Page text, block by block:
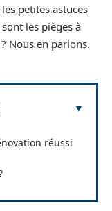
petites astuces
les pièges à
Nous en parlons.
réussi